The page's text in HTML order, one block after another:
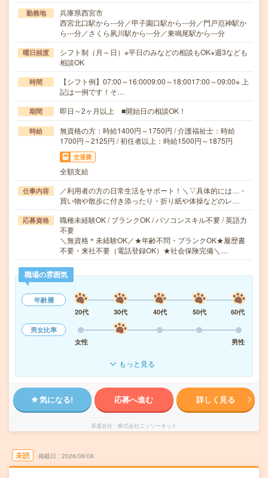
勤務地
兵庫県西宮市
西宮北口駅から---分／甲子園口駅から---分／門戸厄神駅か
ら---分／さくら夙川駅から---分／東鳴尾駅から---分
曜日頻度
シフト制（月～日）※平日のみなどの相談もOK※週3なども
相談OK
時間
【シフト例】07:00～16:0009:00～18:0017:00～09:00※ 上
記は一例です！そ…
期間 即日～2ヶ月以上 ■開始日の相談OK！
時給
無資格の方：時給1400円～1750円 / 介護福祉士：時給
1700円～2125円 / 初任者以上：時給1500円～1875円
交通費
全額支給
仕事内容
／利用者の方の日常生活をサポート！＼▽具体的には…・
買い物や散歩に付き添ったり・折り紙や体操などのレ…
応募資格
職種未経験OK / ブランクOK / パソコンスキル不要 / 英語力
不要
＼無資格＊未経験OK／★年齢不問・ブランクOK★履歴書
不要・来社不要（電話登録OK）★社会保険完備＼…
職場の雰囲気
年齢層
20代
30代 40代 50代
60代
男女比率
女性
男性
もっと見る
気になる! 応募へ進む 詳しく見る
派遣会社 株式会社ニッソーネット
未読 掲載日 2026/08/08